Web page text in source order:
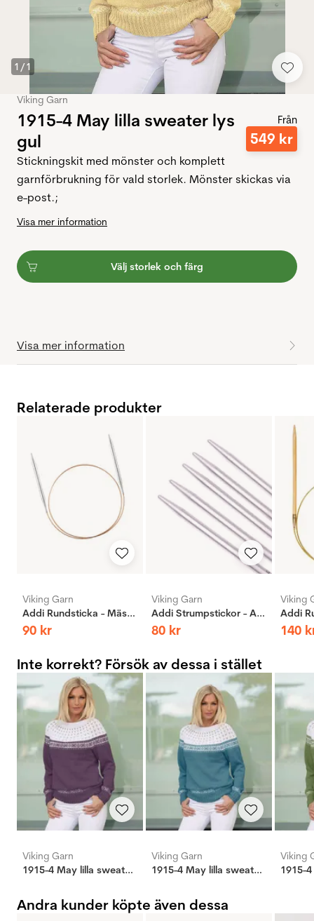
1 /1
Viking Garn
1915-4 May lilla sweater lys
gul
Från
549 kr
Stickningskit med mönster och komplett
garnförbrukning för vald storlek. Mönster skickas via
e-post.;
Visa mer information
Välj storlek och färg
Visa mer information
Relaterade produkter
Viking Garn
Addi Rundsticka - Mässing
90 kr
Viking Garn
Addi Strumpstickor - Aluminium
80 kr
Viking
140
Inte korrekt? Försök av dessa i stället
Viking Garn
1915-4 May lilla sweater mørk lilla
Viking Garn
1915-4 May lilla sweater mørk petroleum
Viking
Andra kunder köpte även dessa